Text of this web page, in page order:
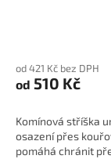
od 421 Kč bez DPH
od 510 Kč
Komínová stříška
osazení přes
pomáhá chránit